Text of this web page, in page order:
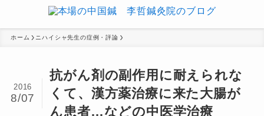
ホーム ニハイシャ先生の症例・評論
抗がん剤の副作用に耐えられな
くて、漢方薬治療に来た大腸が
ん患者…などの中医学治療
2016
8/07